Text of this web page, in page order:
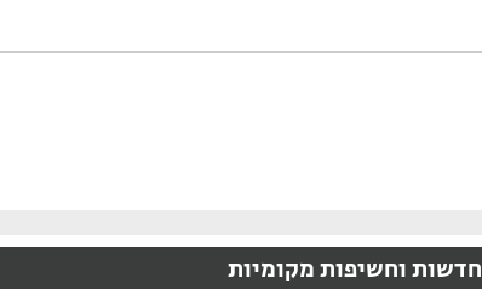
חדשות וחשיפות מקומיות